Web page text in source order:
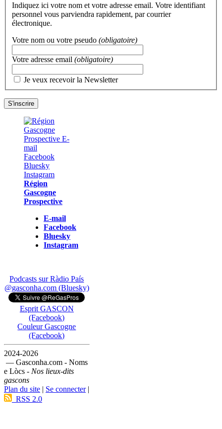
Indiquez ici votre nom et votre adresse email. Votre identifiant
personnel vous parviendra rapidement, par courrier
électronique.
Votre nom ou votre pseudo (obligatoire)
Votre adresse email (obligatoire)
Je veux recevoir la Newsletter
Région
Gascogne
Prospective
E-mail
Facebook
Bluesky
Instagram
Podcasts sur Ràdio País
@gasconha.com (Bluesky)
Esprit GASCON
(Facebook)
Couleur Gascogne
(Facebook)
2024-2026
— Gasconha.com - Noms
e Lòcs - Nos lieux-dits
gascons
Plan du site | Se connecter|
RSS 2.0